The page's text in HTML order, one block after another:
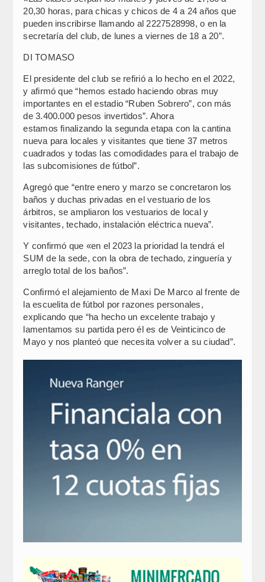
20,30 horas, para chicas y chicos de 4 a 24 años que
pueden inscribirse llamando al 2227528998, o en la
secretaría del club, de lunes a viernes de 18 a 20”.
DI TOMASO
El presidente del club se refirió a lo hecho en el 2022,
y afirmó que “hemos estado haciendo obras muy
importantes en el estadio “Ruben Sobrero”, con más
de 3.400.000 pesos invertidos”. Ahora
estamos finalizando la segunda etapa con la cantina
nueva para locales y visitantes que tiene 37 metros
cuadrados y todas las comodidades para el trabajo de
las subcomisiones de fútbol”.
Agregó que “entre enero y marzo se concretaron los
baños y duchas privadas en el vestuario de los
árbitros, se ampliaron los vestuarios de local y
visitantes, techado, instalación eléctrica nueva”.
Y confirmó que «en el 2023 la prioridad la tendrá el
SUM de la sede, con la obra de techado, zinguería y
arreglo total de los baños”.
Confirmó el alejamiento de Maxi De Marco al frente de
la escuelita de fútbol por razones personales,
explicando que “ha hecho un excelente trabajo y
lamentamos su partida pero él es de Veinticinco de
Mayo y nos planteó que necesita volver a su ciudad”.